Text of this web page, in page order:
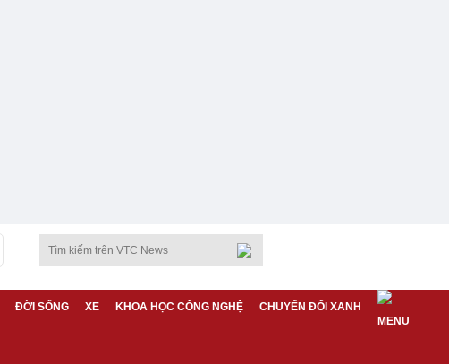
ĐỜI SỐNG XE KHOA HỌC CÔNG NGHỆ CHUYỂN ĐỔI XANH